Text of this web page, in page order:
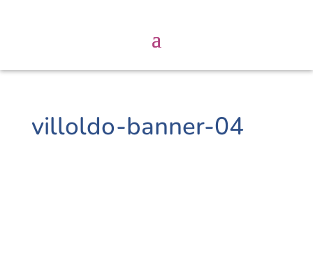
villoldo-banner-04